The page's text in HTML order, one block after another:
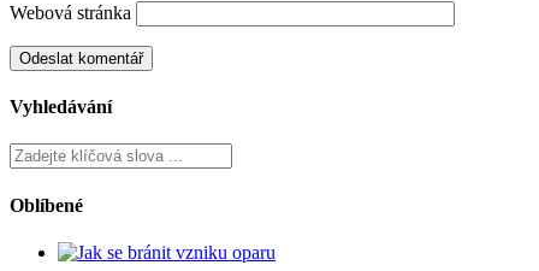
Webová stránka
Vyhledávání
Oblíbené